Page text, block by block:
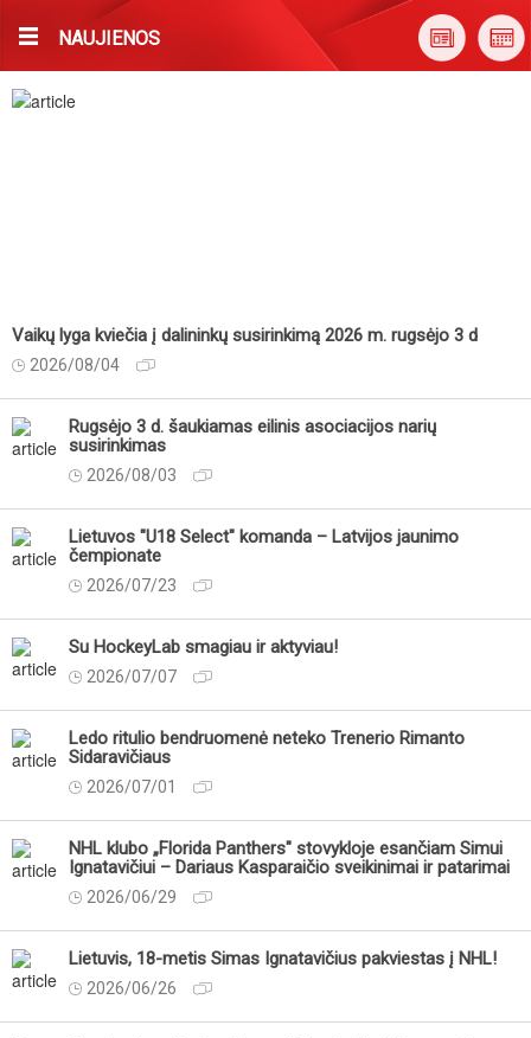
NAUJIENOS
Vaikų lyga kviečia į dalininkų susirinkimą 2026 m. rugsėjo 3 d
2026/08/04
Rugsėjo 3 d. šaukiamas eilinis asociacijos narių
susirinkimas
2026/08/03
Lietuvos "U18 Select" komanda – Latvijos jaunimo
čempionate
2026/07/23
Su HockeyLab smagiau ir aktyviau!
2026/07/07
Ledo ritulio bendruomenė neteko Trenerio Rimanto
Sidaravičiaus
2026/07/01
NHL klubo „Florida Panthers" stovykloje esančiam Simui
Ignatavičiui – Dariaus Kasparaičio sveikinimai ir patarimai
2026/06/29
Lietuvis, 18-metis Simas Ignatavičius pakviestas į NHL!
2026/06/26